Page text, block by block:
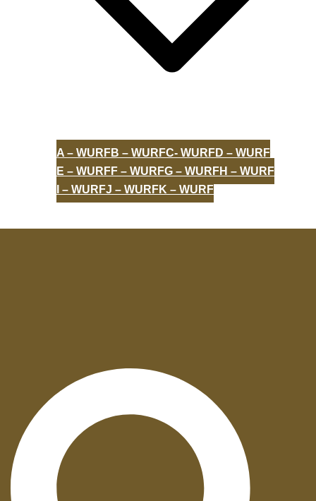
A – WURFB – WURFC- WURFD – WURF
E – WURFF – WURFG – WURFH – WURF
I – WURFJ – WURFK – WURF